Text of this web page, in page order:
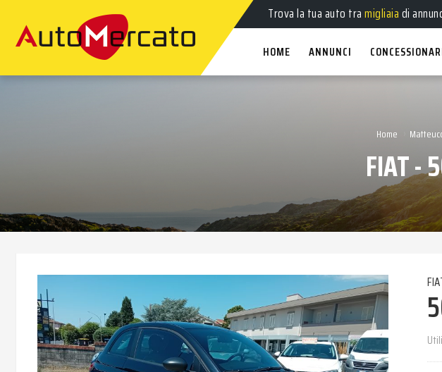
Autonuove,usate, akm 0eaziendali
Trova la tua auto tramigliaiadi
HOME ANNUNCI
Home
FIAT -